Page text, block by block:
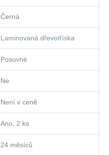
Černá
Laminovaná dřevotříska
Posuvné
Ne
Není v ceně
Ano, 2 ks
24 měsíců